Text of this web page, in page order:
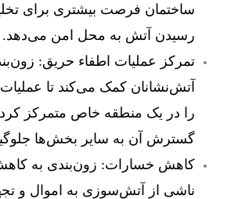
ساختمان فرصت بیشتری برای
رسیدن آتش به محل امن می‌دهد.
تمرکز عملیات اطفاء حریق:
آتش‌نشانان کمک می‌کند تا
را در یک منطقه خاص متمرکز
گسترش آن به سایر بخش‌ها
کاهش خسارات: زون‌بندی به
ناشی از آتش‌سوزی به اموال و